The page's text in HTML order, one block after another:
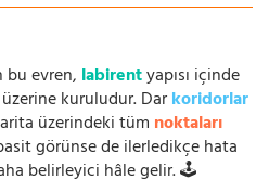
evren, labirentyapısı içinde
kuruludur. Darkoridorlar
üzerindeki tüm noktaları
görünse de ilerledikçe hata
belirleyici hâle gelir. 🕹️